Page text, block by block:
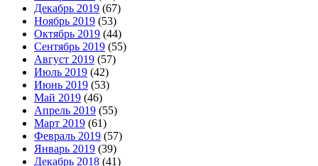
Декабрь 2019 (67)
Ноябрь 2019 (53)
Октябрь 2019 (44)
Сентябрь 2019 (55)
Август 2019 (57)
Июль 2019 (42)
Июнь 2019 (53)
Май 2019 (46)
Апрель 2019 (55)
Март 2019 (61)
Февраль 2019 (57)
Январь 2019 (39)
Декабрь 2018 (41)